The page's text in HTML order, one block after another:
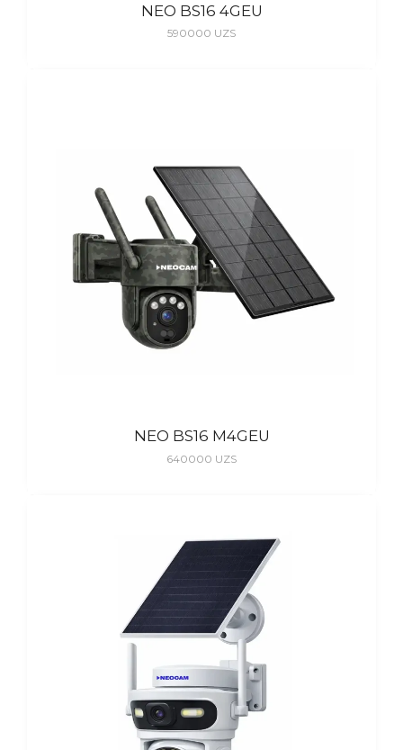
NEO BS16 4GEU
590000 UZS
NEO BS16 M4GEU
640000 UZS